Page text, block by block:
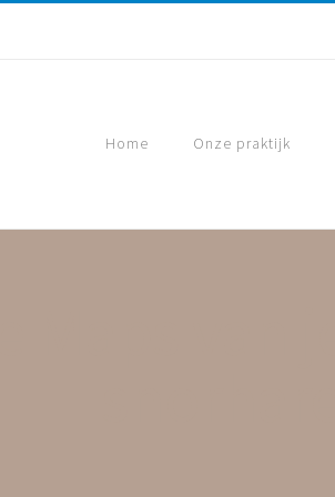
Home Onze praktijk